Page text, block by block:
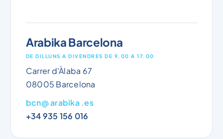
Arabika Barcelona
DE DILLUNS A DIVENDRES DE 9.00 A 17.00
Carrer d'Àlaba 67
08005 Barcelona
bcn@ arabika .es
+34 935 156 016